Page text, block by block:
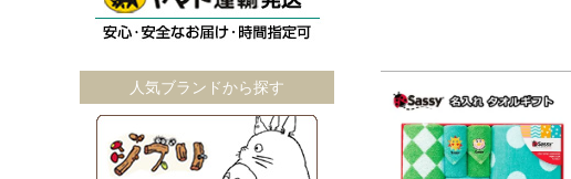
人気ブランドから探す